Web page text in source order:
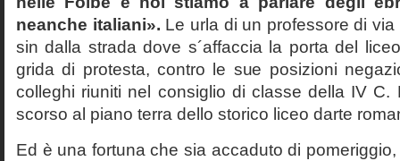
neanche italiani». Le urla di un professore di
sin dalla strada dove s´affaccia la porta del
grida di protesta, contro le sue posizioni
colleghi riuniti nel consiglio di classe della IV C.
scorso al piano terra dello storico liceo darte
Ed è una fortuna che sia accaduto di